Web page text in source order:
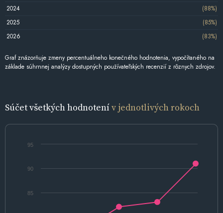
2024
(88%)
2025
(85%)
2026
(83%)
Graf znázorňuje zmeny percentuálneho konečného hodnotenia, vypočítaného na
základe súhrnnej analýzy dostupných používateľských recenzií z rôznych zdrojov.
Súčet všetkých hodnotenív jednotlivých rokoch
85
90
95